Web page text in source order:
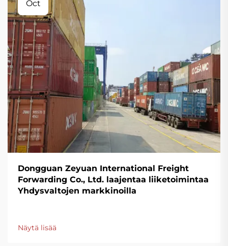
Oct
Dongguan Zeyuan International Freight
Forwarding Co., Ltd. laajentaa liiketoimintaa
Yhdysvaltojen markkinoilla
Näytä lisää